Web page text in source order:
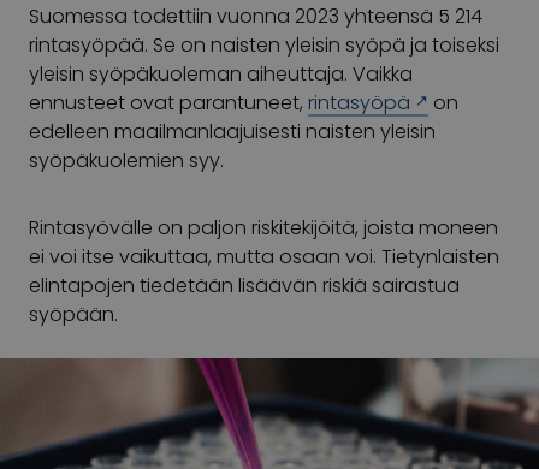
Suomessa todettiin vuonna 2023 yhteensä 5 214
rintasyöpää. Se on naisten yleisin syöpä ja toiseksi
yleisin syöpäkuoleman aiheuttaja. Vaikka
ennusteet ovat parantuneet, rintasyöpä
on
edelleen maailmanlaajuisesti naisten yleisin
syöpäkuolemien syy.
Rintasyövälle on paljon riskitekijöitä, joista moneen
ei voi itse vaikuttaa, mutta osaan voi. Tietynlaisten
elintapojen tiedetään lisäävän riskiä sairastua
syöpään.